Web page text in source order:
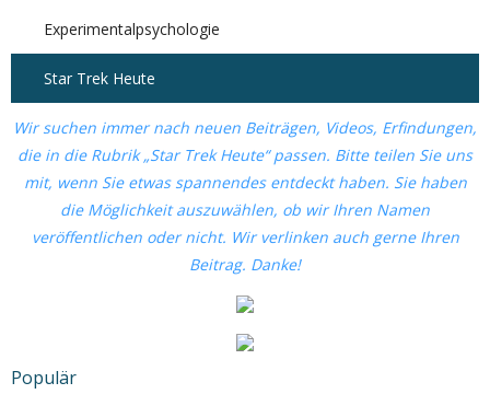
Experimentalpsychologie
Star Trek Heute
Wir suchen immer nach neuen Beiträgen, Videos, Erfindungen,
die in die Rubrik „Star Trek Heute“ passen. Bitte teilen Sie uns
mit, wenn Sie etwas spannendes entdeckt haben. Sie haben
die Möglichkeit auszuwählen, ob wir Ihren Namen
veröffentlichen oder nicht. Wir verlinken auch gerne Ihren
Beitrag. Danke!
Populär